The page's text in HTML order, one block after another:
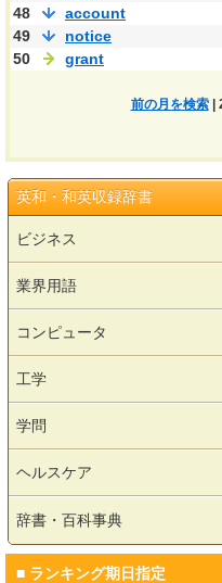
48
account
49
notice
50
grant
前の月を検索|
英和・和英収録辞書
ビジネス
業界用語
コンピュータ
工学
学問
ヘルスケア
辞書・百科事典
■ ランキング期日指定